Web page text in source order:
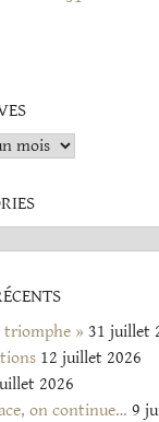
triomphe » 31 juillet
12 juillet 2026
2026
on continue… 9